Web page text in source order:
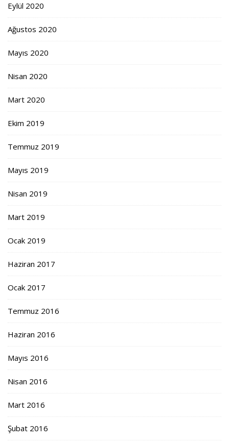
Eylül 2020
Ağustos 2020
Mayıs 2020
Nisan 2020
Mart 2020
Ekim 2019
Temmuz 2019
Mayıs 2019
Nisan 2019
Mart 2019
Ocak 2019
Haziran 2017
Ocak 2017
Temmuz 2016
Haziran 2016
Mayıs 2016
Nisan 2016
Mart 2016
Şubat 2016